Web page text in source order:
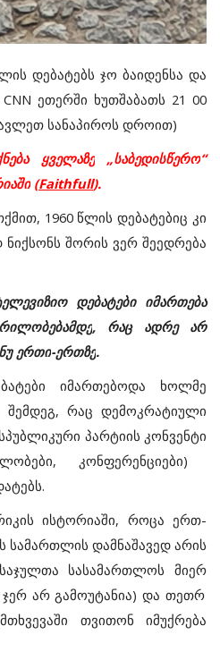
დებატებს ჯო ბაიდენსა და
CNN ეთერში ხუთშაბათს 21 00
სანაპიროს დროით)
ყველაზე„საბედისწერო“
(Faithfull).
, 1960 წლის დებატებიც კი
ნიქსონს შორის ვერ შეედრება
დებატები იმართება
, რაც ადრე
არ
ერთი-ერთზე.
იმართებოდა
ხოლმე
შემდეგ, რაც დემოკრატიული
პარტიის კონვენტი
, კონფერენციები)
.
ისტორიაში, როცა ერთ-
სამართლის დამნაშავედ არის
სასამართლოს
მიერ
ჯერ არ გამოუტანია)და თეთრ
თვითონ
იმუქრება